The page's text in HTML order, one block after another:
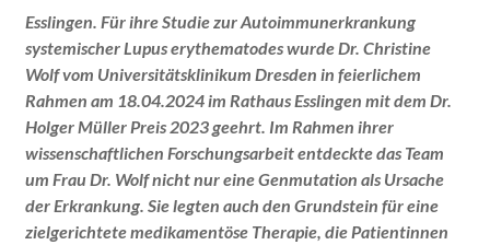
Esslingen. Für ihre Studie zur Autoimmunerkrankung
systemischer Lupus erythematodes wurde Dr. Christine
Wolf vom Universitätsklinikum Dresden in feierlichem
Rahmen am 18.04.2024 im Rathaus Esslingen mit dem Dr.
Holger Müller Preis 2023 geehrt. Im Rahmen ihrer
wissenschaftlichen Forschungsarbeit entdeckte das Team
um Frau Dr. Wolf nicht nur eine Genmutation als Ursache
der Erkrankung. Sie legten auch den Grundstein für eine
zielgerichtete medikamentöse Therapie, die Patientinnen